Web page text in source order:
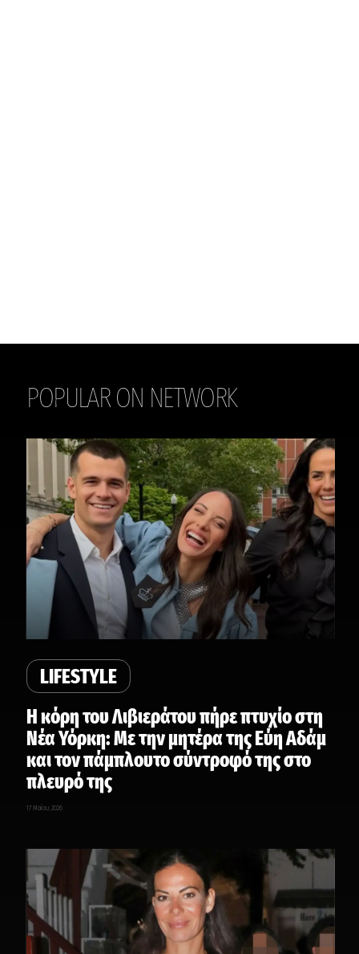
POPULAR ON NETWORK
THE DAILY
LIFESTYLE
Η κόρη του Λιβιεράτου πήρε πτυχίο στη
Νέα Υόρκη: Με την μητέρα της Εύη Αδάμ
και τον πάμπλουτο σύντροφό της στο
πλευρό της
17 Μαΐου, 2026